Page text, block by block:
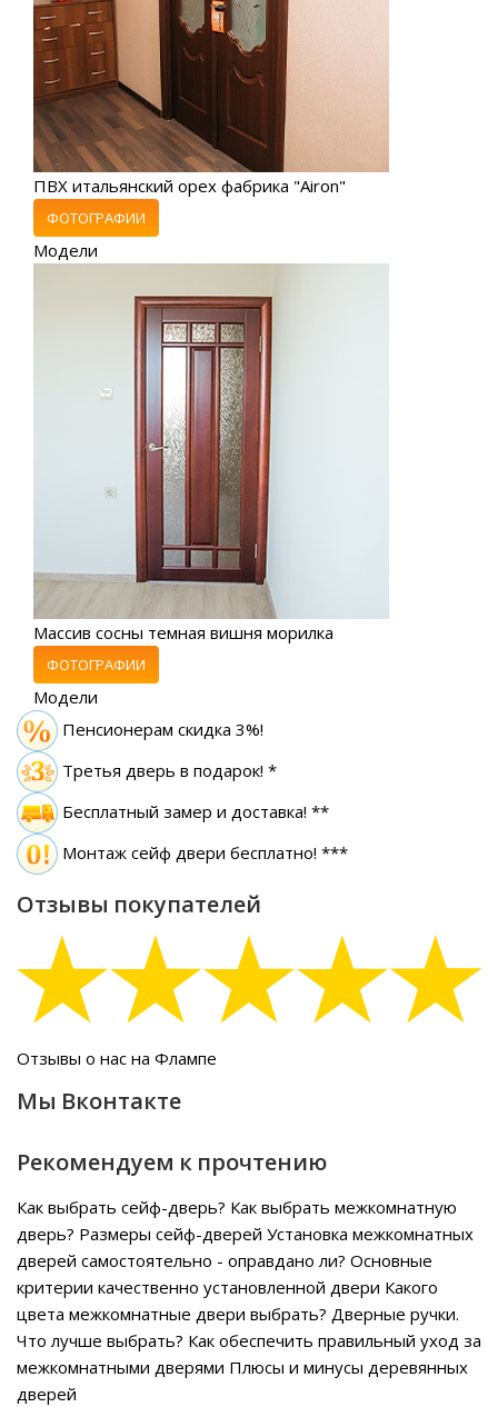
ПВХ итальянский орех фабрика "Airon"
ФОТОГРАФИИ
Модели
Массив сосны темная вишня морилка
ФОТОГРАФИИ
Модели
Пенсионерам скидка 3%!
Третья дверь в подарок! *
Бесплатный замер и доставка! **
Монтаж сейф двери бесплатно! ***
Отзывы покупателей
Отзывы о нас на Флампе
Мы Вконтакте
Рекомендуем к прочтению
Как выбрать сейф-дверь? Как выбрать межкомнатную
дверь? Размеры сейф-дверей Установка межкомнатных
дверей самостоятельно - оправдано ли? Основные
критерии качественно установленной двери Какого
цвета межкомнатные двери выбрать? Дверные ручки.
Что лучше выбрать? Как обеспечить правильный уход за
межкомнатными дверями Плюсы и минусы деревянных
дверей